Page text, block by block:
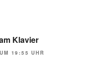
Klavier
19:55 UHR